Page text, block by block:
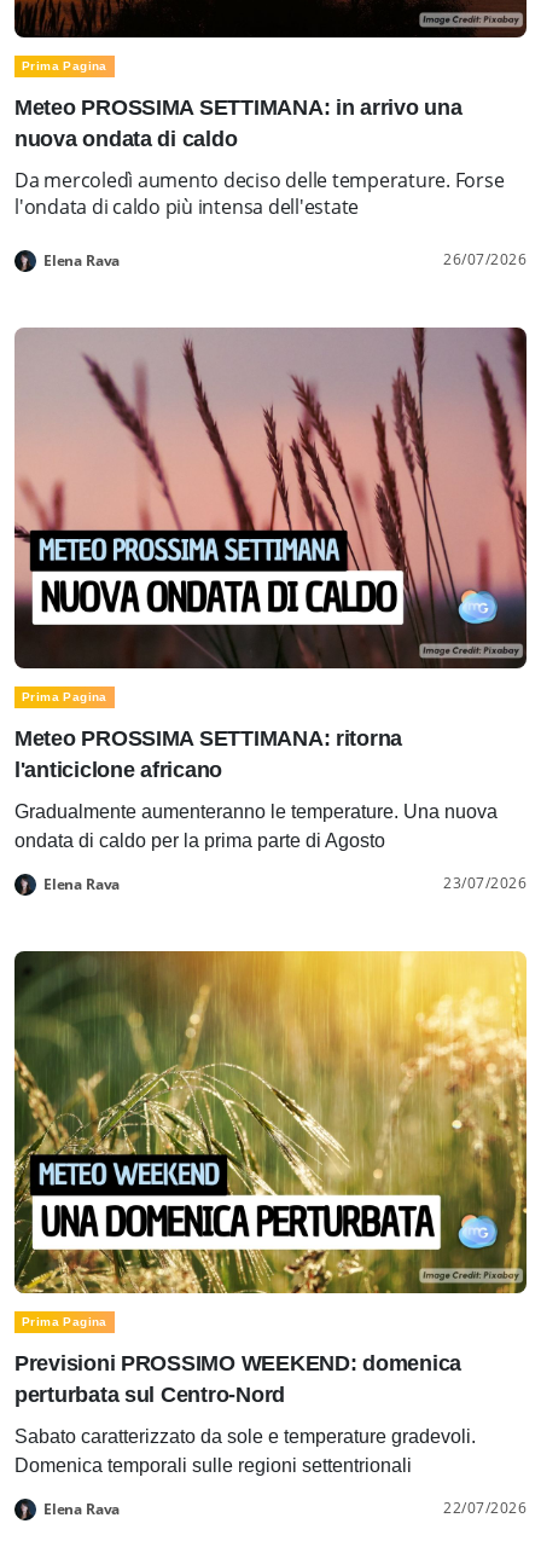
Prima Pagina
Meteo PROSSIMA SETTIMANA: in arrivo una
nuova ondata di caldo
Da mercoledì aumento deciso delle temperature. Forse
l'ondata di caldo più intensa dell'estate
Elena Rava 26/07/2026
Prima Pagina
Meteo PROSSIMA SETTIMANA: ritorna
l'anticiclone africano
Gradualmente aumenteranno le temperature. Una nuova
ondata di caldo per la prima parte di Agosto
Elena Rava 23/07/2026
Prima Pagina
Previsioni PROSSIMO WEEKEND: domenica
perturbata sul Centro-Nord
Sabato caratterizzato da sole e temperature gradevoli.
Domenica temporali sulle regioni settentrionali
Elena Rava 22/07/2026